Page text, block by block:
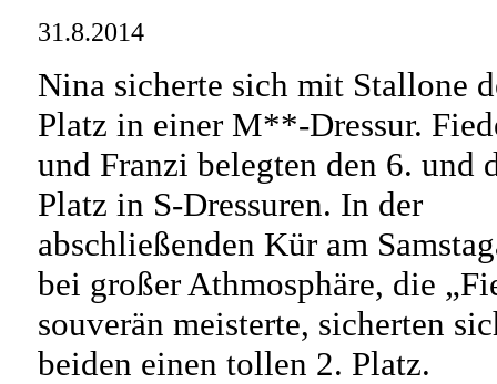
31.8.2014
Nina sicherte sich mit Stallone
Platz in einer M**-Dressur.
und Franzi belegten den 6. und
Platz in S-Dressuren. In der
abschließenden Kür am
bei großer Athmosphäre, die
souverän meisterte, sicherten
beiden einen tollen 2. Platz.